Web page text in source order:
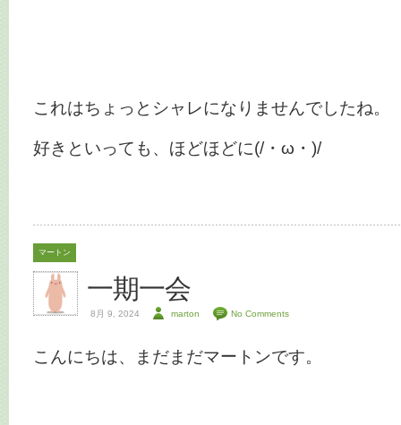
これはちょっとシャレになりませんでしたね。
好きといっても、ほどほどに(/・ω・)/
マートン
一期一会
8月 9, 2024 marton No Comments
こんにちは、まだまだマートンです。